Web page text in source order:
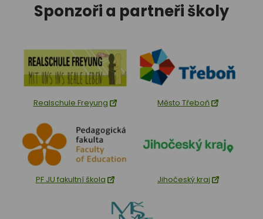
Sponzoři a partneři školy
Realschule Freyung Město Třeboň
PF JU fakultní škola Jihočeský kraj